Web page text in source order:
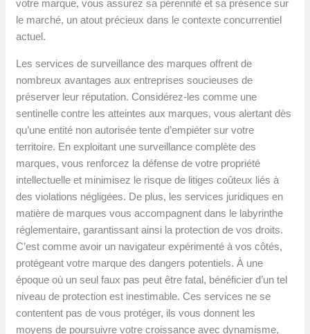
votre marque, vous assurez sa pérennité et sa présence sur
le marché, un atout précieux dans le contexte concurrentiel
actuel.
Les services de surveillance des marques offrent de
nombreux avantages aux entreprises soucieuses de
préserver leur réputation. Considérez-les comme une
sentinelle contre les atteintes aux marques, vous alertant dès
qu’une entité non autorisée tente d’empiéter sur votre
territoire. En exploitant une surveillance complète des
marques, vous renforcez la défense de votre propriété
intellectuelle et minimisez le risque de litiges coûteux liés à
des violations négligées. De plus, les services juridiques en
matière de marques vous accompagnent dans le labyrinthe
réglementaire, garantissant ainsi la protection de vos droits.
C’est comme avoir un navigateur expérimenté à vos côtés,
protégeant votre marque des dangers potentiels. À une
époque où un seul faux pas peut être fatal, bénéficier d’un tel
niveau de protection est inestimable. Ces services ne se
contentent pas de vous protéger, ils vous donnent les
moyens de poursuivre votre croissance avec dynamisme,